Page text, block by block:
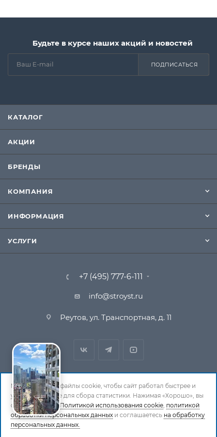
Будьте в курсе наших акций и новостей
ПОДПИСАТЬСЯ
КАТАЛОГ
АКЦИИ
БРЕНДЫ
КОМПАНИЯ
ИНФОРМАЦИЯ
УСЛУГИ
+7 (495) 777-6-111
info@stroyst.ru
Реутов, ул. Транспортная, д. 11
© 1994-2026 СтройСистема. Все права защищены. При
копировании материалов ссылка на страницу-
источник обязательна.
Мы используем файлы cookie, чтобы сайт работал быстрее и
удобнее, а также для сбора статистики. Нажимая «Хорошо», вы
соглашаетесь сПолитикой использования cookie, политикой
обработки персональных данных и соглашаетесь на обработку
персональных данных.